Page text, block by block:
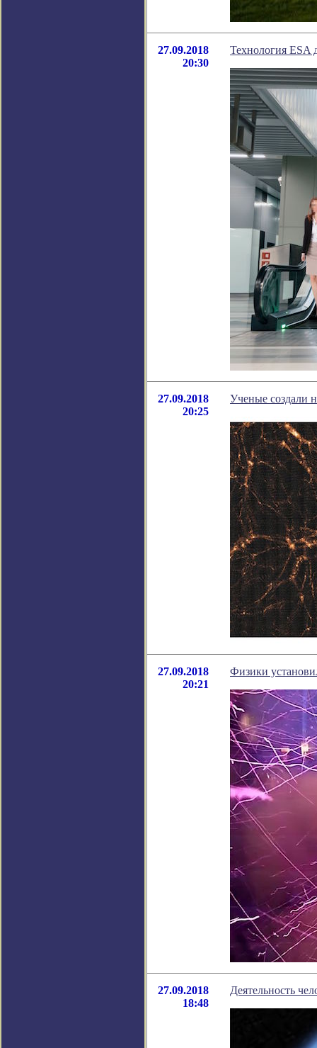
27.09.2018
20:30
Технология ESA
27.09.2018
20:25
Ученые создали
27.09.2018
20:21
Физики
27.09.2018
18:48
Деятельность